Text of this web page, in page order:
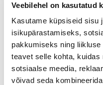
Veebilehel on kasutatud
Kasutame küpsiseid sisu
isikupärastamiseks,
pakkumiseks ning
teavet selle kohta,
sotsiaalse meedia,
võivad seda
TEIDEN
KESKITTYNYT
INFRALLE